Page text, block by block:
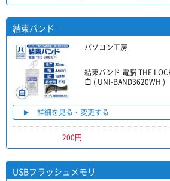
結束バンド
パソコン工房
結束バンド 電脳 THE
白 ( UNI-BAND3620WH )
詳細を見る・変更する
200円
USBフラッシュメモリ